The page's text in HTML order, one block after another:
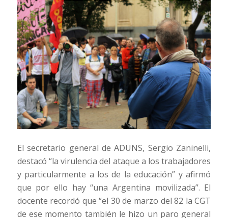
El secretario general de ADUNS, Sergio Zaninelli,
destacó “la virulencia del ataque a los trabajadores
y particularmente a los de la educación” y afirmó
que por ello hay “una Argentina movilizada”. El
docente recordó que “el 30 de marzo del 82 la CGT
de ese momento también le hizo un paro general